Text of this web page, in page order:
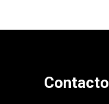
Contacto